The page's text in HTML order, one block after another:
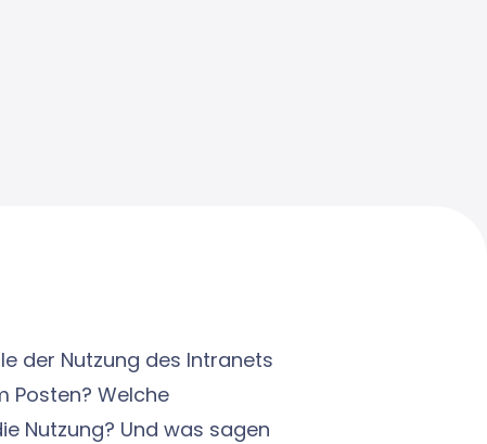
der Nutzung des Intranets
Posten? Welche
Nutzung? Und was sagen